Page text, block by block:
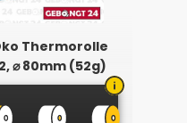
Thermorolle
⌀ 80mm (52g)